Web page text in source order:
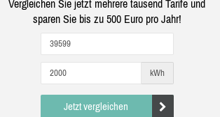
Vergleichen Sie jetzt mehrere tausend Tarife und
sparen Sie bis zu 500 Euro pro Jahr!
kWh
Jetzt vergleichen